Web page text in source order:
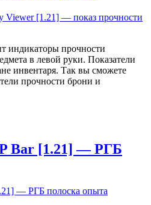
индикаторы прочности
в левой руки. Показатели
инвентаря. Так вы сможете
прочности брони и
Bar [1.21] — РГБ